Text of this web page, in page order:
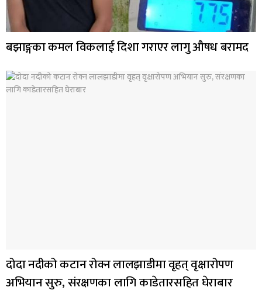
बझाङ्गका कमल विकलाई दिशा गराएर लागु औषध बरामद
दोदा नदीको कटान रोक्न लालझाडीमा वृहत् वृक्षारोपण
अभियान सुरु, संरक्षणका लागि काडेतारसहित घेराबार